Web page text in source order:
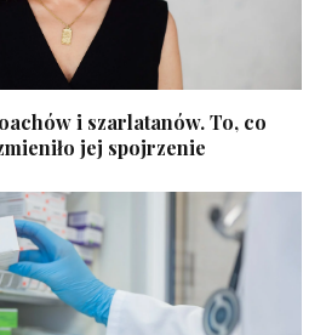
i szarlatanów. To, co
jej spojrzenie